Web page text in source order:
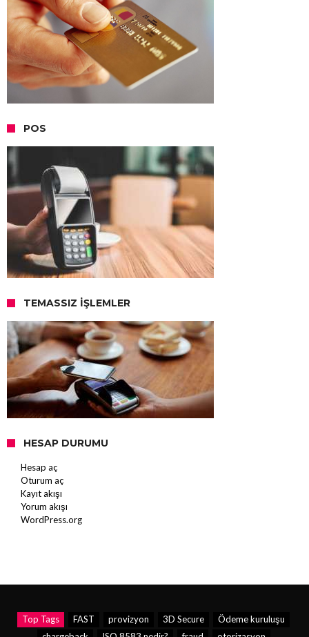
POS
TEMASSIZ İŞLEMLER
HESAP DURUMU
Hesap aç
Oturum aç
Kayıt akışı
Yorum akışı
WordPress.org
Top Tags FAST provizyon 3D Secure
Ödeme kuruluşu